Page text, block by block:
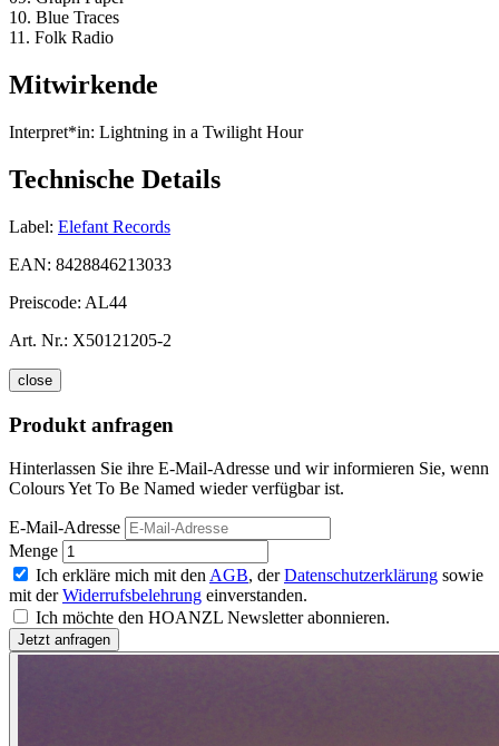
10. Blue Traces
11. Folk Radio
Mitwirkende
Interpret*in: Lightning in a Twilight Hour
Technische Details
Label: Elefant Records
EAN: 8428846213033
Preiscode: AL44
Art. Nr.: X50121205-2
close
Produkt anfragen
Hinterlassen Sie ihre E-Mail-Adresse und wir informieren Sie, wenn
Colours Yet To Be Named wieder verfügbar ist.
E-Mail-Adresse
Menge
Ich erkläre mich mit den AGB, derDatenschutzerklärung sowie
mit derWiderrufsbelehrung einverstanden.
Ich möchte den HOANZL Newsletter abonnieren.